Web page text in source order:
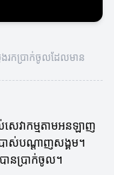
រកប្រាក់ចូលដែលមាន
េវាកម្មតាមអនឡាញ
រាស់បណ្តាញសង្គម។
នប្រាក់ចូល។